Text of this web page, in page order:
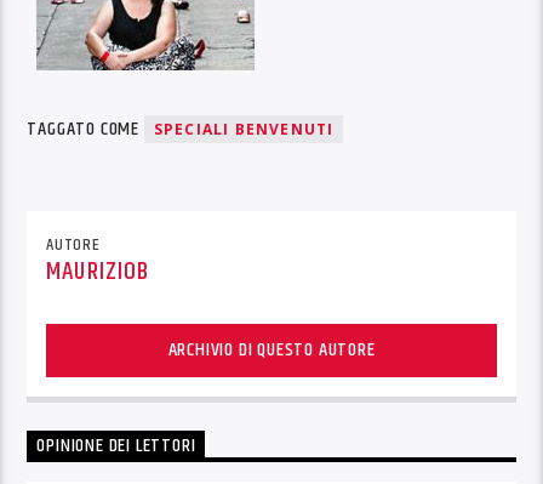
TAGGATO COME SPECIALI BENVENUTI
AUTORE
MAURIZIOB
ARCHIVIO DI QUESTO AUTORE
OPINIONE DEI LETTORI